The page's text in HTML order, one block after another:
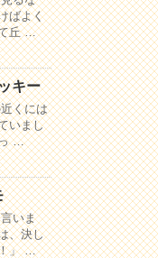
ばよく
丘 …
キー
くには
いまし
…
いま
、決し
」 …